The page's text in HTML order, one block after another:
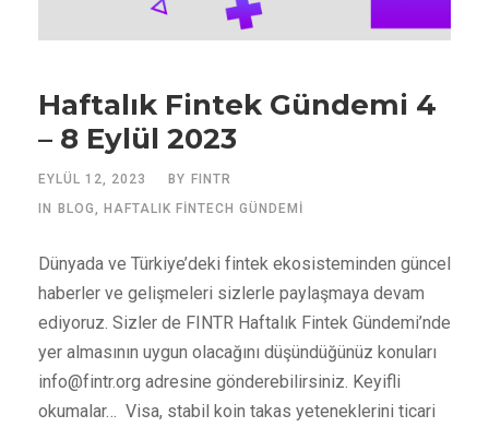
Haftalık Fintek Gündemi 4
– 8 Eylül 2023
EYLÜL 12, 2023 BY FINTR
IN BLOG HAFTALIK FINTECH GÜNDEMI
Dünyada ve Türkiye’deki fintek ekosisteminden güncel
haberler ve gelişmeleri sizlerle paylaşmaya devam
ediyoruz. Sizler de FINTR Haftalık Fintek Gündemi’nde
yer almasının uygun olacağını düşündüğünüz konuları
info@fintr.org adresine gönderebilirsiniz. Keyifli
okumalar… Visa, stabil koin takas yeteneklerini ticari